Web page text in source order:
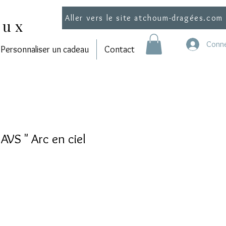
Personnaliser un cadeau Contact
Aller vers le site atchoum-dragées.com
" Arc en ciel